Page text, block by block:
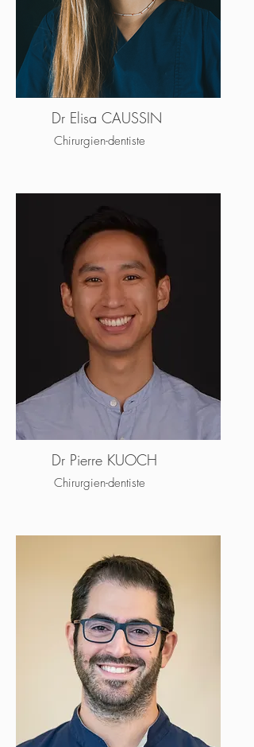
Dr Elisa CAUSSIN
Chirurgien-dentiste
Dr Pierre KUOCH
Chirurgien-dentiste